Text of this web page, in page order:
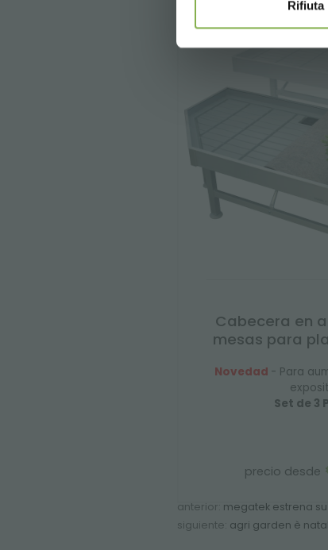
Rifiuta
Cabecera en
mesas para
Novedad - Para
Set de 3
precio desde
anterior: megatek estrena
siguiente: agri garden è